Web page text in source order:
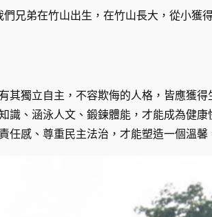
兄弟在竹山出生，在竹山長大，從小獲
獨立自主，不容欺侮的人格，皆應獲得
、涵泳人文、鍛鍊體能，才能成為健康
感、尊重民主法治，才能塑造一個溫馨